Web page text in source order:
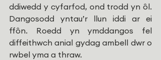
ddiwedd y cyfarfod, ond trodd yn ôl.
Dangosodd yntau’r llun iddi ar ei
ffôn. Roedd yn ymddangos fel
diffeithwch anial gydag ambell dwr o
rwbel yma a thraw.